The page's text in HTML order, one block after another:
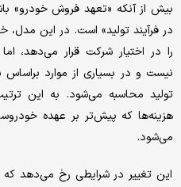
بیش از آنکه «تعهد فروش خودرو»
در فرآیند تولید» است. در این مدل،
را در اختیار شرکت قرار می‌دهد،
نیست و در بسیاری از موارد براساس
تولید محاسبه می‌شود. به این
هزینه‌ها که پیش‌تر بر عهده
می‌شود.
این تغییر در شرایطی رخ می‌دهد که